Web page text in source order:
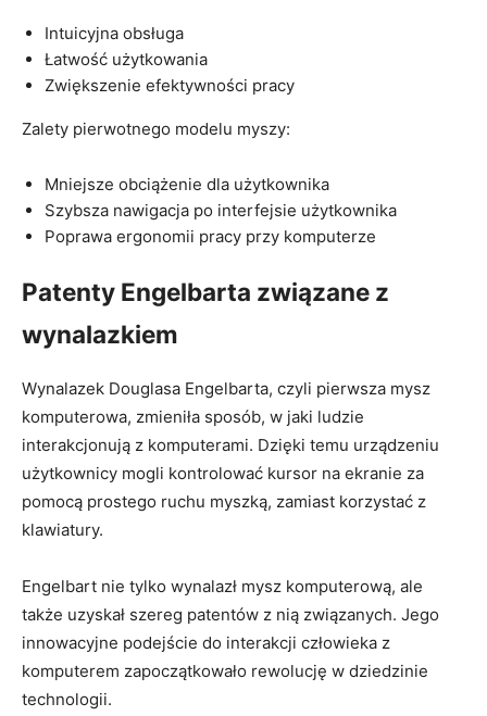
Intuicyjna obsługa
Łatwość użytkowania
Zwiększenie efektywności pracy
Zalety pierwotnego modelu myszy:
Mniejsze obciążenie‍ dla użytkownika
Szybsza nawigacja ⁤po⁢ interfejsie użytkownika
Poprawa ergonomii⁤ pracy przy komputerze
Patenty Engelbarta związane⁤ z
wynalazkiem
Wynalazek‌ Douglasa Engelbarta,⁤ czyli pierwsza mysz
komputerowa, zmieniła ‌sposób, w jaki ludzie
interakcjonują z komputerami. Dzięki⁣ temu urządzeniu
użytkownicy mogli kontrolować kursor na⁣ ekranie za
pomocą prostego ​ruchu ⁣myszką, zamiast korzystać ⁤z
klawiatury.
Engelbart nie ‌tylko wynalazł mysz komputerową, ale
także uzyskał szereg patentów z nią‌ związanych. Jego
innowacyjne podejście do interakcji człowieka z
komputerem zapoczątkowało rewolucję w dziedzinie
technologii.